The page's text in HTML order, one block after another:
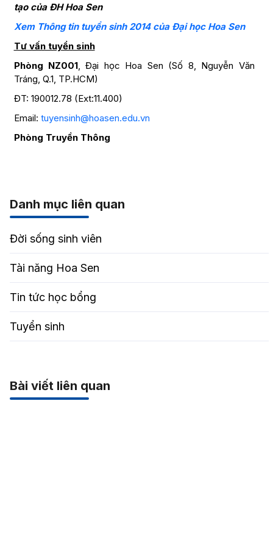
tạo của ĐH Hoa Sen
Xem Thông tin tuyển sinh 2014 của Đại học Hoa Sen
Tư vấn tuyển sinh
Phòng NZ001, Đại học Hoa Sen (Số 8, Nguyễn Văn
Tráng, Q.1, TP.HCM)
ĐT: 190012.78 (Ext:11.400)
Email: tuyensinh@hoasen.edu.vn
Phòng Truyền Thông
Danh mục liên quan
Đời sống sinh viên
Tài năng Hoa Sen
Tin tức học bổng
Tuyển sinh
Bài viết liên quan